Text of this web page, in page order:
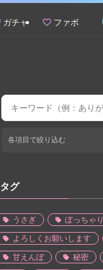
ガチャ ファボ
各項目で絞り込む
タグ
うさぎ ぽっちゃり
よろしくお願いします
甘えんぼ 秘密